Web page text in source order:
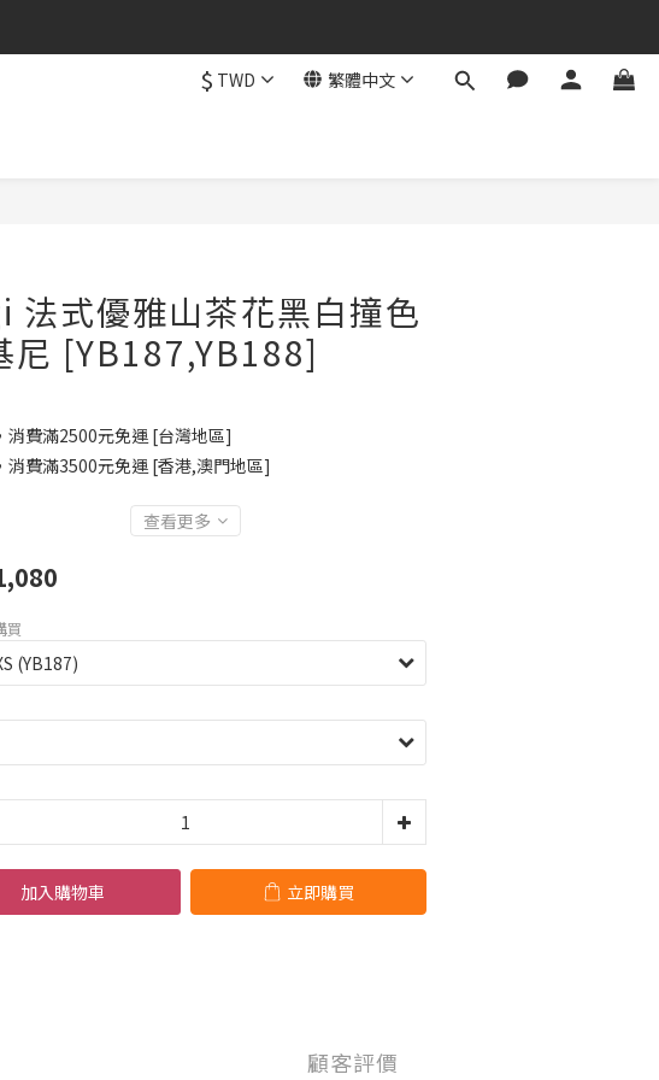
$ TWD 繁體中文
法式優雅山茶花黑白撞色
尼 [YB187,YB188]
消費滿2500元免運 [台灣地區]
消費滿3500元免運 [香港,澳門地區]
查看更多
買
加入購物車 立即購買
顧客評價